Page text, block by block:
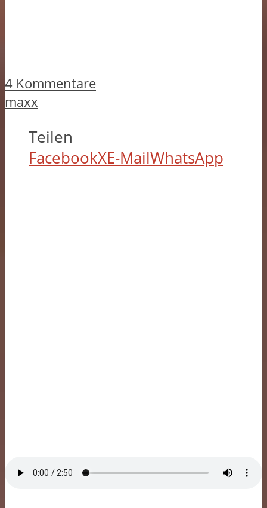
4 Kommentare
maxx
Teilen
FacebookXE-MailWhatsApp